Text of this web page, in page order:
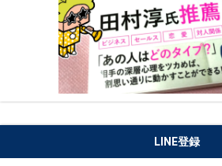
LINE登録